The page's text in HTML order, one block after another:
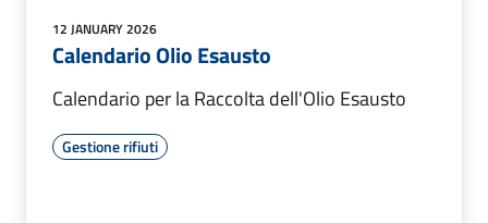
12 JANUARY 2026
Calendario Olio Esausto
Calendario per la Raccolta dell'Olio Esausto
Gestione rifiuti